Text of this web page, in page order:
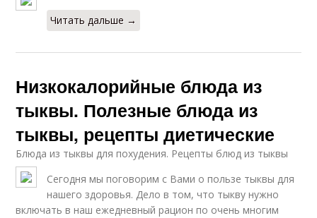
Читать дальше →
Низкокалорийные блюда из
тыквы. Полезные блюда из
тыквы, рецепты диетические
Блюда из тыквы для похудения. Рецепты блюд из тыквы
Сегодня мы поговорим с Вами о пользе тыквы для
нашего здоровья. Дело в том, что тыкву нужно
включать в наш ежедневный рацион по очень многим